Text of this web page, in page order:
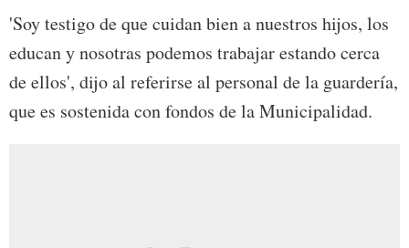
'Soy testigo de que cuidan bien a nuestros hijos, los
educan y nosotras podemos trabajar estando cerca
de ellos', dijo al referirse al personal de la guardería,
que es sostenida con fondos de la Municipalidad.